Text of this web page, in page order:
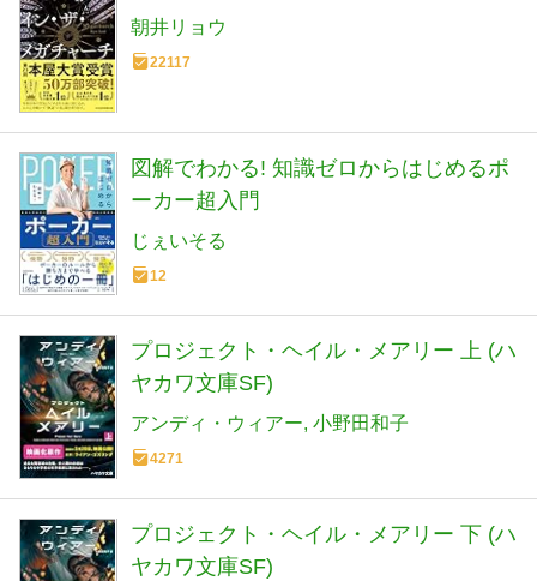
朝井リョウ
22117
図解でわかる! 知識ゼロからはじめるポ
ーカー超入門
じぇいそる
12
プロジェクト・ヘイル・メアリー 上 (ハ
ヤカワ文庫SF)
アンディ・ウィアー 小野田和子
4271
プロジェクト・ヘイル・メアリー 下 (ハ
ヤカワ文庫SF)